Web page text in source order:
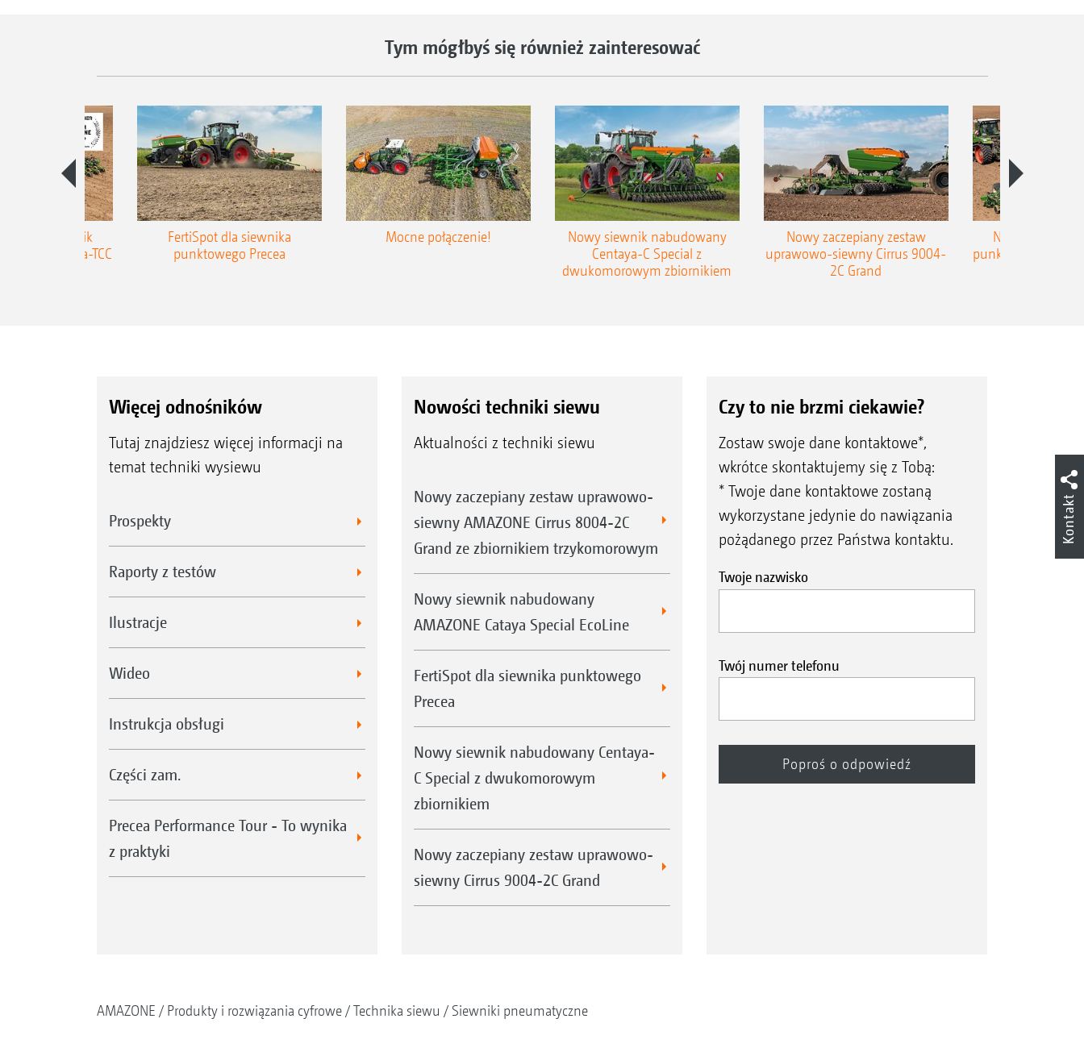
Tym mógłbyś się również zainteresować
siewnik
Precea-TCC
FertiSpot dla siewnika
punktowego Precea
Mocne połączenie!
Nowy siewnik nabudowany
Centaya-C Special z
dwukomorowym zbiornikiem
Nowy zaczepiany zestaw
uprawowo-siewny Cirrus 9004-
2C Grand
Nowy
punktowy
Więcej odnośników
Tutaj znajdziesz więcej informacji na
temat techniki wysiewu
Prospekty
Raporty z testów
Ilustracje
Wideo
Instrukcja obsługi
Części zam.
Precea Performance Tour - To wynika
z praktyki
Nowości techniki siewu
Aktualności z techniki siewu
Nowy zaczepiany zestaw uprawowo-
siewny AMAZONE Cirrus 8004-2C
Grand ze zbiornikiem trzykomorowym
Nowy siewnik nabudowany
AMAZONE Cataya Special EcoLine
FertiSpot dla siewnika punktowego
Precea
Nowy siewnik nabudowany Centaya-
C Special z dwukomorowym
zbiornikiem
Nowy zaczepiany zestaw uprawowo-
siewny Cirrus 9004-2C Grand
Czy to nie brzmi ciekawie?
Zostaw swoje dane kontaktowe*,
wkrótce skontaktujemy się z Tobą:
* Twoje dane kontaktowe zostaną
wykorzystane jedynie do nawiązania
pożądanego przez Państwa kontaktu.
Twoje nazwisko
Twój numer telefonu
AMAZONE Produkty i rozwiązania cyfrowe Technika siewu Siewniki pneumatyczne
Kontakt